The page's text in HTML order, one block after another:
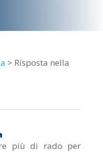
> Risposta nella
più di rado per